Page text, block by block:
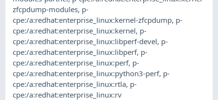
zfcpdump-modules, p-
cpe:/a:redhat:enterprise_linux:kernel-zfcpdump, p-
cpe:/a:redhat:enterprise_linux:kernel, p-
cpe:/a:redhat:enterprise_linux:libperf-devel, p-
cpe:/a:redhat:enterprise_linux:libperf, p-
cpe:/a:redhat:enterprise_linux:perf, p-
cpe:/a:redhat:enterprise_linux:python3-perf, p-
cpe:/a:redhat:enterprise_linux:rtla, p-
cpe:/a:redhat:enterprise_linux:rv